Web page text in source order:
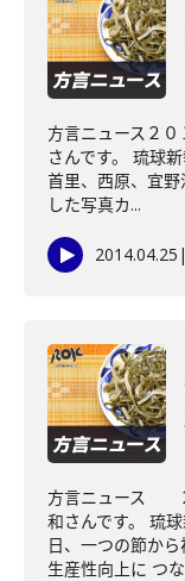
方言ニュース２
さんです。 琉球
首里、西原、宜
した写真カ...
2014.04.25 |
方言ニュース ２
和さんです。 琉
日、一つの節か
生産性向上に つ